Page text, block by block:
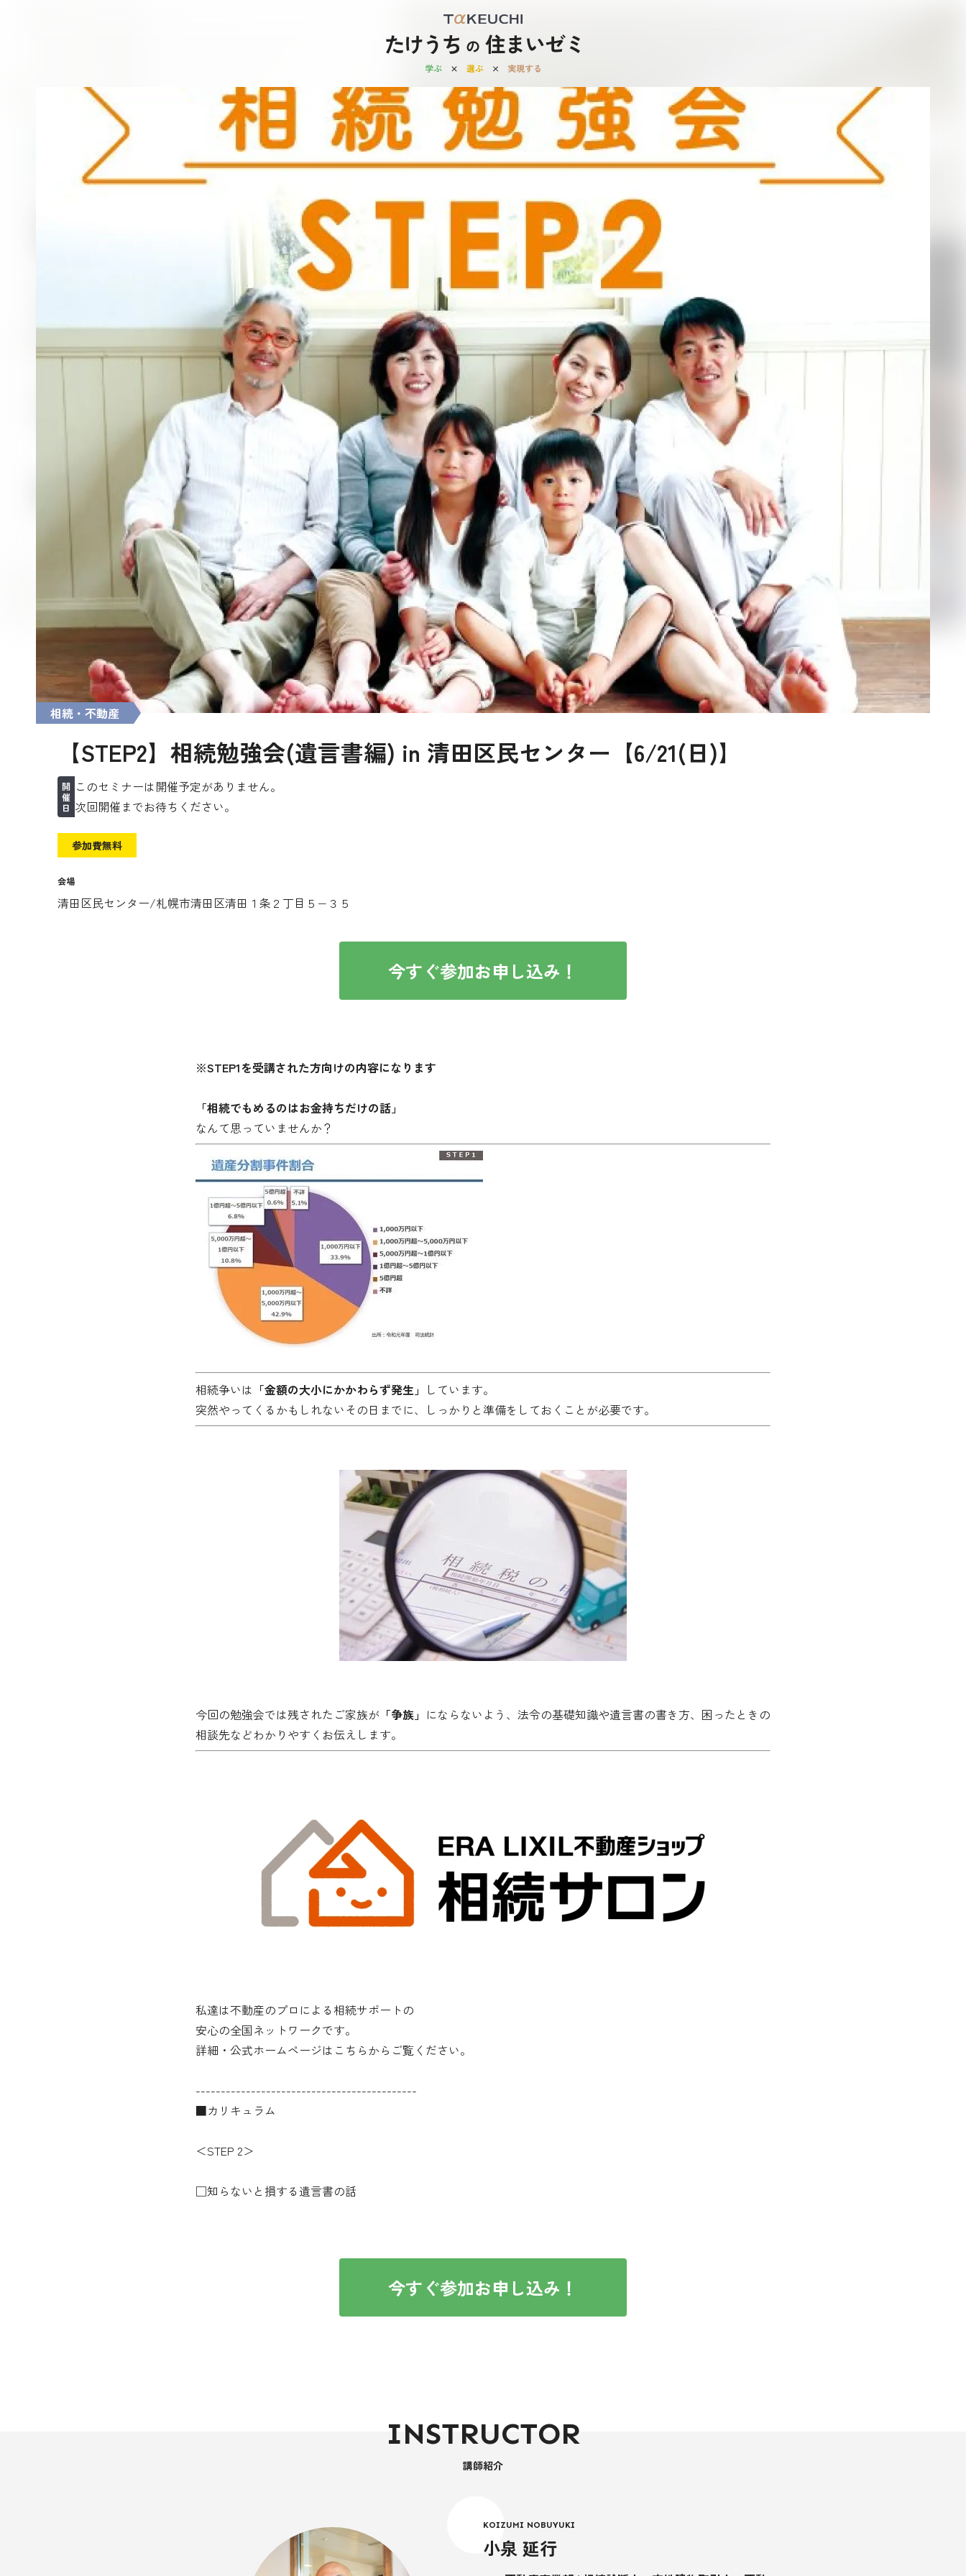
相続・不動産
【STEP2】相続勉強会(遺言書編) in 清田区民センター【6/21(日)】
開
催
日
このセミナーは開催予定がありません。
次回開催までお待ちください。
参加費無料
会場
清田区民センター/札幌市清田区清田１条２丁目５−３５
今すぐ参加お申し込み！
※STEP1を受講された方向けの内容になります
「相続でもめるのはお金持ちだけの話」
なんて思っていませんか？
相続争いは 「金額の大小にかかわらず発生」 しています。
突然やってくるかもしれないその日までに、しっかりと準備をしておくことが必要です。
今回の勉強会では残されたご家族が 「争族」 にならないよう、法令の基礎知識や遺言書の書き方、困ったときの
相談先などわかりやすくお伝えします。
私達は不動産のプロによる相続サポートの
安心の全国ネットワークです。
詳細・公式ホームページはこちらからご覧ください。
--------------------------------------------
■カリキュラム
＜STEP 2＞
□知らないと損する遺言書の話
今すぐ参加お申し込み！
INSTRUCTOR
講師紹介
KOIZUMI NOBUYUKI
小泉 延行